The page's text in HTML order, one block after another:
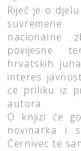
Riječ je o
nacionalne
povijesne
hrvatskih
interes
će priliku iz
autora.
O knjizi će
novinarka i
Černivec te